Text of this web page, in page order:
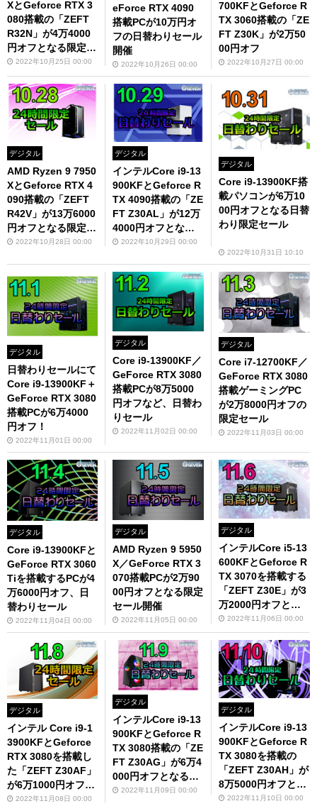
XとGeforce RTX 3
080搭載の「ZEFT
R32N」が4万4000
円オフとなる限定セ
ールを開催！
2022年10月25日 00:00
eForce RTX 4090
搭載PCが10万円オ
フの日替わりセール
開催
2022年10月26日 00:00
700KFとGeforce R
TX 3060搭載の「ZE
FT Z30K」が2万50
00円オフ
2022年10月27日 00:00
デジタル
AMD Ryzen 9 7950
XとGeforce RTX 4
090搭載の「ZEFT
R42V」が13万6000
円オフとなる限定セ
ールを開催！
2022年10月28日 00:00
デジタル
インテルCore i9-13
900KFとGeforce R
TX 4090搭載の「ZE
FT Z30AL」が12万
4000円オフとなる
限定セールを開催！
2022年10月29日 00:00
デジタル
Core i9-13900KF搭
載パソコンが6万10
00円オフとなる日替
わり限定セール
2022年10月31日 10:10
デジタル
日替わりセールにて
Core i9-13900KF＋
GeForce RTX 3080
搭載PCが6万4000
円オフ！
2022年11月01日 00:00
デジタル
Core i9-13900KF／
GeForce RTX 3080
搭載PCが8万5000
円オフなど、日替わ
りセール
2022年11月02日 00:00
デジタル
Core i7-12700KF／
GeForce RTX 3080
搭載ゲーミングPC
が2万8000円オフの
限定セール
2022年11月03日 00:00
デジタル
Core i9-13900KFと
GeForce RTX 3060
Tiを搭載するPCが4
万6000円オフ、日
替わりセール
2022年11月04日 00:00
デジタル
AMD Ryzen 9 5950
X／GeForce RTX 3
070搭載PCが2万90
00円オフとなる限定
セール開催
2022年11月05日 00:00
デジタル
インテルCore i5-13
600KFとGeforce R
TX 3070を搭載する
「ZEFT Z30E」が3
万2000円オフとな
るセール開催！
2022年11月06日 00:00
デジタル
インテル Core i9-1
3900KFとGeforce
RTX 3080を搭載し
た「ZEFT Z30AF」
が6万1000円オフに
なる限定セール開催
2022年11月08日 00:00
デジタル
インテルCore i9-13
900KFとGeforce R
TX 3080搭載の「ZE
FT Z30AG」が6万4
000円オフとなる限
定セールを開催！
2022年11月09日 00:00
デジタル
インテルCore i9-13
900KFとGeforce R
TX 3080を搭載の
「ZEFT Z30AH」が
8万5000円オフとな
る限定セールを開
2022年11月10日 00:00